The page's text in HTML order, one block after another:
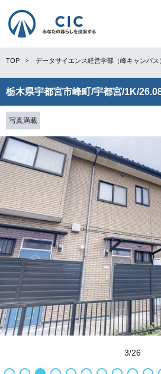
CIC
TOP データサイエンス経営学部（峰キャンパス
栃木県宇都宮市峰町/宇都宮/1K/
写真満載
3/26